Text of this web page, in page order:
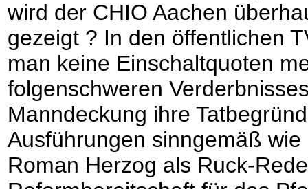
wird der CHIO Aachen
gezeigt ? In den öffentlichen
man keine Einschaltquoten
folgenschweren
Manndeckung ihre
Ausführungen sinngemäß
Roman Herzog als Ruck-